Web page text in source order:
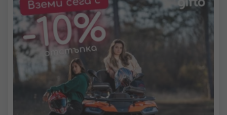
уиски и още много възможности.
Тук ще намериш:
идеи за подарък за юбилей от дъщеря или син
ваучер подаръци за юбилей от половинката
подаръчни ваучери за юбилей от приятели (малки и
големи компании)